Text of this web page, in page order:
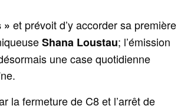
» et prévoit d’y accorder sa première
Shana Loustau; l’émission
une case quotidienne
la fermeture de C8 et l’arrêt de